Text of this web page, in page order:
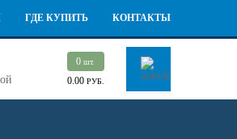
ГДЕ КУПИТЬ КОНТАКТЫ
0шт.
0.00 РУБ.